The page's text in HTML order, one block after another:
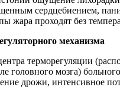
сердцебиением,
жара проходят без
механизма
терморегуляции
головного мозга)
дрожи, интенсивное